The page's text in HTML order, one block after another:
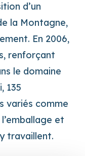
d’un
la Montagne,
En 2006,
renforçant
le domaine
135
variés comme
et
travaillent.